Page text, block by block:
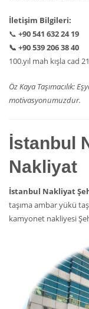
İletişim Bilgileri:
📞 +90 541 632 24 19
📞 +90 539 206 38 40
100.yıl mah kışla cad
Öz Kaya Taşımacılık:
motivasyonumuzdur.
İstanbul
Nakliyat
İstanbul Nakliyat
taşıma ambar yükü
kamyonet nakliyesi